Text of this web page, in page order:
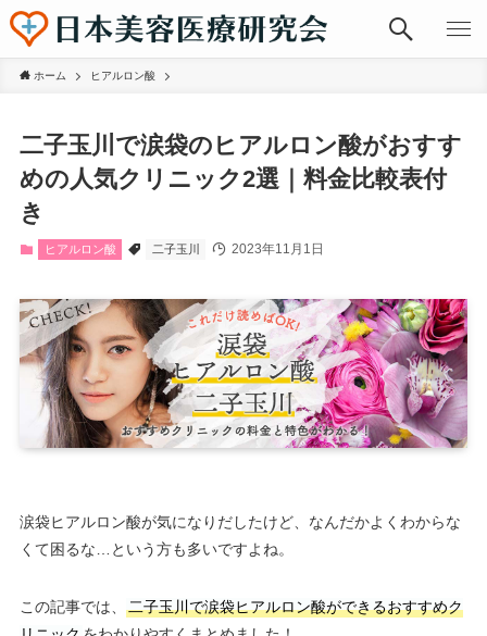
ホーム ヒアルロン酸
二子玉川で涙袋のヒアルロン酸がおすす
めの人気クリニック2選｜料金比較表付
き
ヒアルロン酸 二子玉川 2023年11月1日
涙袋ヒアルロン酸が気になりだしたけど、なんだかよくわからな
くて困るな…という方も多いですよね。
この記事では、
二子玉川で涙袋ヒアルロン酸ができるおすすめク